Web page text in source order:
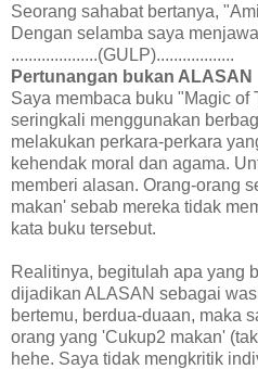
Seorang sahabat bertanya,
Dengan selamba saya
....................(GULP)..................
Pertunangan bukan ALASAN
Saya membaca buku "Magic of
seringkali menggunakan
melakukan perkara-perkara
kehendak moral dan agama.
memberi alasan. Orang-orang
makan' sebab mereka tidak
kata buku tersebut.
Realitinya, begitulah apa yang
dijadikan ALASAN sebagai
bertemu, berdua-duaan, maka
orang yang 'Cukup2 makan'
hehe. Saya tidak mengkritik